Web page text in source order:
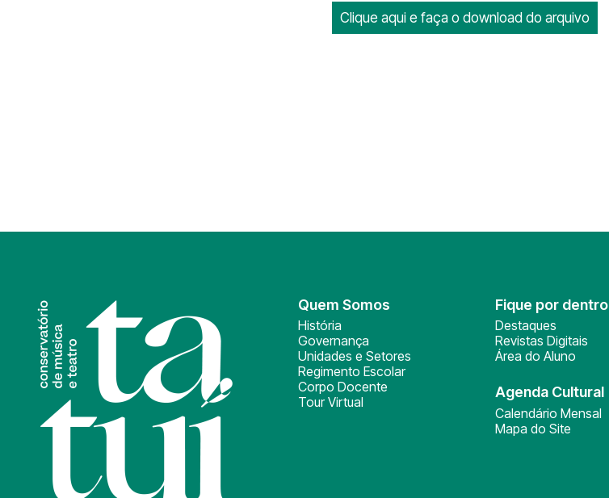
Clique aqui e faça o download do arquivo
Quem Somos
História
Governança
Unidades e Setores
Regimento Escolar
Corpo Docente
Tour Virtual
Fique por dentro
Destaques
Revistas Digitais
Área do Aluno
Agenda Cultural
Calendário Mensal
Mapa do Site